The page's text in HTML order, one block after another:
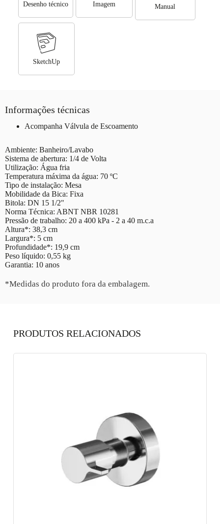
Desenho técnico Imagem Manual
SketchUp
Informações técnicas
Acompanha Válvula de Escoamento
Ambiente: Banheiro/Lavabo
Sistema de abertura: 1/4 de Volta
Utilização: Água fria
Temperatura máxima da água: 70 ºC
Tipo de instalação: Mesa
Mobilidade da Bica: Fixa
Bitola: DN 15 1/2"
Norma Técnica: ABNT NBR 10281
Pressão de trabalho: 20 a 400 kPa - 2 a 40 m.c.a
Altura*: 38,3 cm
Largura*: 5 cm
Profundidade*: 19,9 cm
Peso líquido: 0,55 kg
Garantia: 10 anos
*Medidas do produto fora da embalagem.
PRODUTOS RELACIONADOS